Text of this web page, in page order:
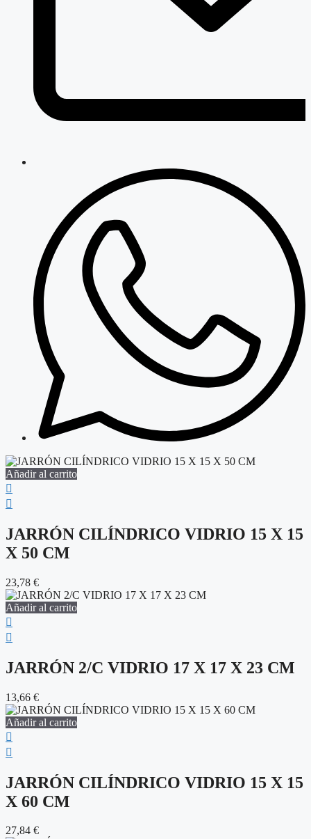
Añadir al carrito
JARRÓN CILÍNDRICO VIDRIO 15 X 15
X 50 CM
23,78 €
Añadir al carrito
JARRÓN 2/C VIDRIO 17 X 17 X 23 CM
13,66 €
Añadir al carrito
JARRÓN CILÍNDRICO VIDRIO 15 X 15
X 60 CM
27,84 €